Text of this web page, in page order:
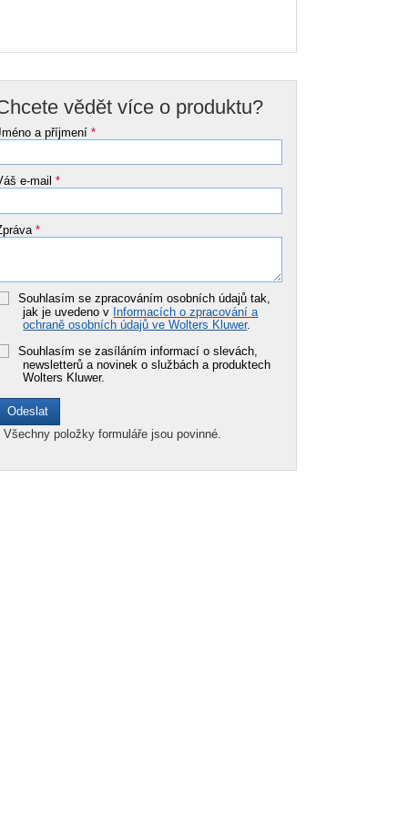
vědět více o produktu?
a příjmení*
e-mail*
*
Souhlasím se zpracováním osobních údajů tak,
jak je uvedeno v Informacích o zpracování a
ochraně osobních údajů ve Wolters Kluwer.
Souhlasím se zasíláním informací o slevách,
newsletterů a novinek o službách a produktech
Wolters Kluwer.
Všechny položky formuláře jsou povinné.